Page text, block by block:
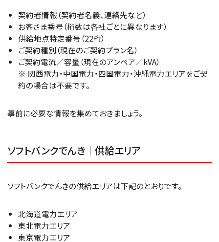
契約者情報（契約者名義、連絡先など）
お客さま番号（桁数は各社ごとに異なります）
供給地点特定番号（22桁）
ご契約種別（現在のご契約プラン名）
ご契約電流／容量（現在のアンペア／kVA）
※ 関西電力・中国電力・四国電力・沖縄電力エリアをご契
約の場合は不要です。
事前に必要な情報を集めておきましょう。
ソフトバンクでんき｜供給エリア
ソフトバンクでんきの供給エリアは下記のとおりです。
北海道電力エリア
東北電力エリア
東京電力エリア